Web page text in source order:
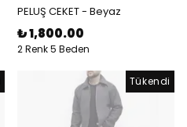
PELUŞ CEKET - Beyaz
₺ 1,800.00
2 Renk 5 Beden
Tükendi